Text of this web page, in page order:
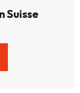
Suisse